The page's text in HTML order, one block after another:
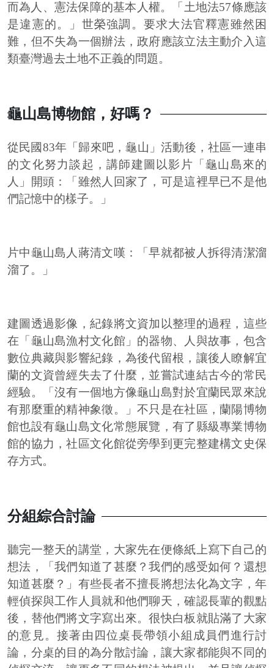
而為人、憲法保障的基本人權。「土地法57條應該
是違憲的。」世榮強調。要求大法官釋憲雖然困
難，但不失為一個辦法，政府應該立法主動介入這
類臺灣過去土地不正義的問題。
龜山島博物館，好嗎？
從民國83年「歸來吧，龜山」活動後，社區一連串
的文化努力談起，講師建圖以影片「龜山島來的
人」開頭：「雖然人回家了，可是這裡早已不是他
們記憶中的樣子。」
片中龜山島人蔣清文嘆：「早就都被人拆得清潔溜
溜了。」
建圖透過影像，紀錄將文資加以整理的過程，這些
在「龜山島漁村文化館」的器物、人與故事，包含
數位典藏與影響紀錄，為後代留根，讓後人瞭解宜
蘭的文資曾經失去了什麼，並嘗試連結古今的常民
經驗。「沒有一個地方像龜山島對於宜蘭民眾來說
有那麼重的精神象徵。」不只是在社區，蘭陽博物
館也設有龜山島文化常態展覽，有了縣級專業博物
館的協力，社區文化館從旁學到更完整建構文史保
存方式。
分組綜合討論
聽完一整天的講堂，大家先在便條紙上寫下自己的
想法，「我們知道了甚麼？我們的感受如何？還想
知道甚麼？」有些長者不擅長將想法化為文字，年
輕偵探與工作人員就和他們聊天，確認長輩的觀點
後，替他們將文字寫出來。很快白板就貼滿了大家
的意見。接著由四位桌長帶領小組成員們進行討
論，分桌的目的為分散討論，讓大家都能與不同的